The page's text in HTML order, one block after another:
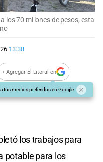
los 70 millones de pesos, esta
13:38
+ Agregar El Litoral en
tus medios preferidos en Google
los trabajos para
potable para los